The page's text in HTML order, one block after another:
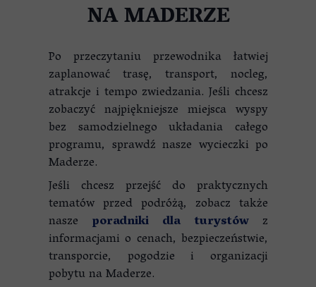
NA MADERZE
Po przeczytaniu przewodnika łatwiej
zaplanować trasę, transport, nocleg,
atrakcje i tempo zwiedzania. Jeśli chcesz
zobaczyć najpiękniejsze miejsca wyspy
bez samodzielnego układania całego
programu, sprawdź nasze wycieczki po
Maderze.
Jeśli chcesz przejść do praktycznych
tematów przed podróżą, zobacz także
nasze poradniki dla turystówz
informacjami o cenach, bezpieczeństwie,
transporcie, pogodzie i organizacji
pobytu na Maderze.